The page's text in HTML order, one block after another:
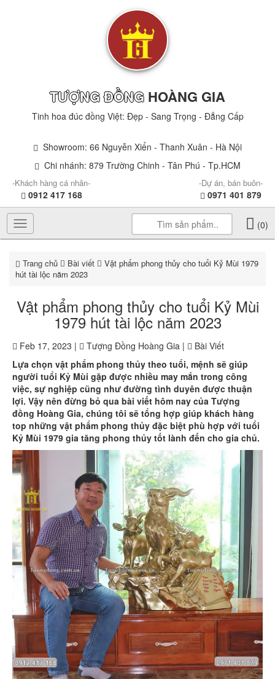
TƯỢNG ĐỒNG HOÀNG GIA
Tinh hoa đúc đồng Việt: Đẹp - Sang Trọng - Đẳng Cấp
Showroom: 66 Nguyễn Xiển - Thanh Xuân - Hà Nội
Chi nhánh: 879 Trường Chinh - Tân Phú - Tp.HCM
-Khách hàng cá nhân-
0912 417 168
-Dự án, bán buôn-
0971 401 879
Toggle
navigation
(0)
Trang chủ Bài viết
Vật phẩm phong thủy cho tuổi Kỷ Mùi 1979
hút tài lộc năm 2023
Vật phẩm phong thủy cho tuổi Kỷ Mùi
1979 hút tài lộc năm 2023
Feb 17, 2023 | Tượng Đồng Hoàng Gia |
Bài Viết
Lựa chọn vật phẩm phong thủy theo tuổi, mệnh sẽ giúp
người tuổi Kỷ Mùi gặp được nhiều may mắn trong công
việc, sự nghiệp cũng như đường tình duyên được thuận
lợi. Vậy nên đừng bỏ qua bài viết hôm nay của Tượng
đồng Hoàng Gia, chúng tôi sẽ tổng hợp giúp khách hàng
top những vật phẩm phong thủy đặc biệt phù hợp với tuổi
Kỷ Mùi 1979 gia tăng phong thủy tốt lành đến cho gia chủ.